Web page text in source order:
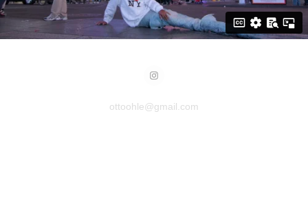
ottoohle@gmail.com